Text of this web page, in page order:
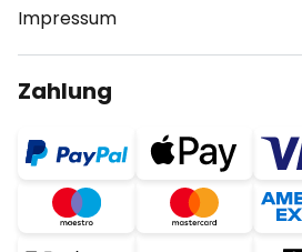
Impressum
Zahlung